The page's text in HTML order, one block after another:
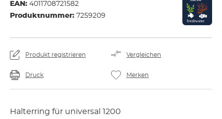
EAN: 4011708721582
Produktnummer: 7259209
Produkt registrieren Vergleichen
Druck Merken
Halterring für universal 1200